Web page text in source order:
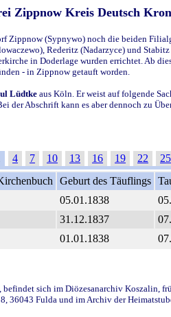
Zippnow Kreis Deutsch
Zippnow (Sypnywo) noch die beiden
Rederitz (Nadarzyce) und
in Doderlage wurden errichtet. Ab
- in Zippnow getauft worden.
Lüdtke aus Köln. Er weist auf folgende
der Abschrift kann es aber dennoch zu
4 7 10 13 16 19 22 25
Geburt des Täuflings
05.01.1838
31.12.1837
01.01.1838
sich im Diözesanarchiv Koszalin,
36043 Fulda und im Archiv der